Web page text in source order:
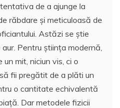
de a ajunge la
răbdare şi meticuloasă de
Astăzi se ştie
Pentru ştiinţa modernă,
mit, niciun vis, ci o
fii pregătit de a plăti un
o cantitate echivalentă
Dar metodele fizicii